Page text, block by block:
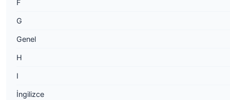
F
G
Genel
H
I
İngilizce